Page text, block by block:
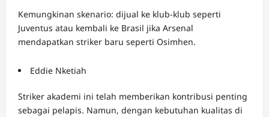
Kemungkinan skenario: dijual ke klub-klub seperti
Juventus atau kembali ke Brasil jika Arsenal
mendapatkan striker baru seperti Osimhen.
Eddie Nketiah
Striker akademi ini telah memberikan kontribusi penting
sebagai pelapis. Namun, dengan kebutuhan kualitas di